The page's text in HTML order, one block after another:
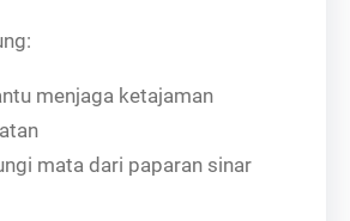
menjaga ketajaman
mata dari paparan sinar